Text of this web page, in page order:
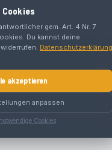
gem. Art. 4 Nr. 7
Du kannst deine
Datenschutzerklärung
akzeptieren
anpassen
Cookies